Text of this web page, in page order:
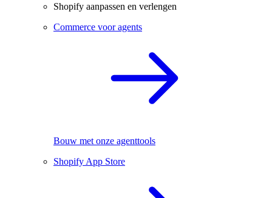
Shopify aanpassen en verlengen
Commerce voor agents
Bouw met onze agenttools
Shopify App Store